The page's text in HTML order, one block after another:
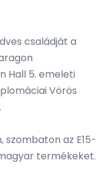
családját a
Hall 5. emeleti
Vörös
az E15-
termékeket.